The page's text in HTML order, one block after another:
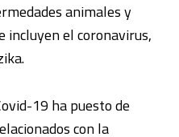
animales y
incluyen el coronavirus,
19 ha puesto de
con la